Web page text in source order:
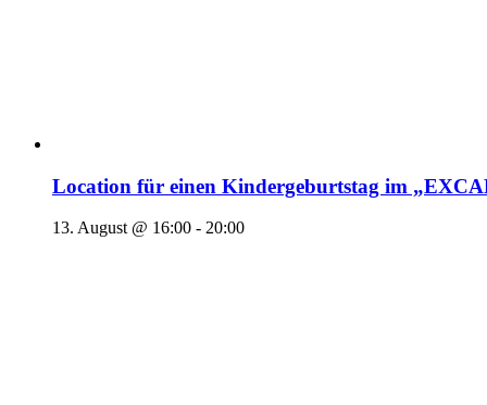
Location für einen Kindergeburtstag im
13. August @ 16:00 - 20:00